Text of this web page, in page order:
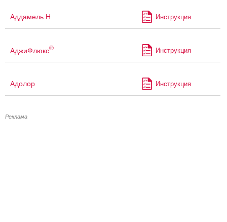
Аддамель Н Инструкция
АджиФлюкс® Инструкция
Адолор Инструкция
Реклама